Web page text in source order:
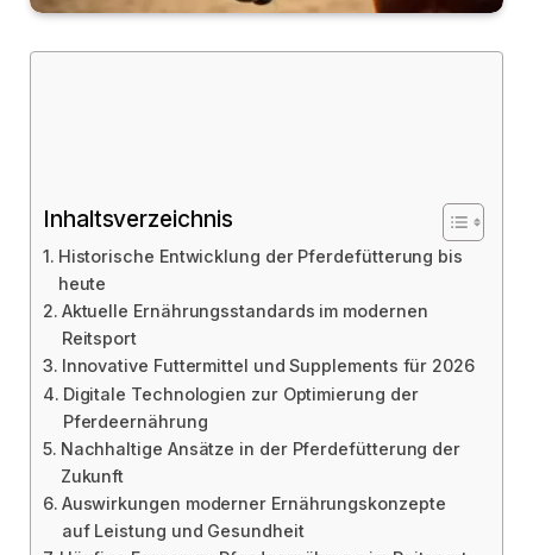
Inhaltsverzeichnis
Historische Entwicklung der Pferdefütterung bis
heute
Aktuelle Ernährungsstandards im modernen
Reitsport
Innovative Futtermittel und Supplements für 2026
Digitale Technologien zur Optimierung der
Pferdeernährung
Nachhaltige Ansätze in der Pferdefütterung der
Zukunft
Auswirkungen moderner Ernährungskonzepte
auf Leistung und Gesundheit